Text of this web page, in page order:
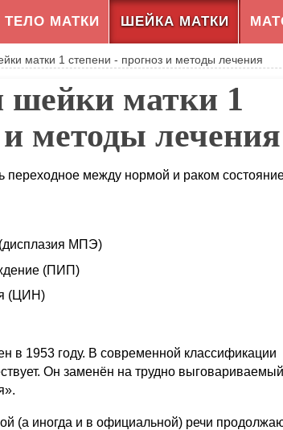
ТЕЛО МАТКИ ШЕЙКА МАТКИ
матки 1 степени - прогноз и методы лечения
шейки матки 1
методы лечения
переходное между нормой и раком
(дисплазия МПЭ)
(ПИП)
(ЦИН)
в 1953 году. В современной классификации
Он заменён на трудно выговариваемый
(а иногда и в официальной) речи